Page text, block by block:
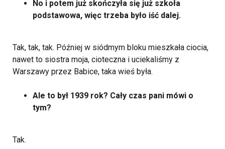
No i potem już skończyła się już szkoła
podstawowa, więc trzeba było iść dalej.
Tak, tak, tak. Później w siódmym bloku mieszkała ciocia,
nawet to siostra moja, cioteczna i uciekaliśmy z
Warszawy przez Babice, taka wieś była.
Ale to był 1939 rok? Cały czas pani mówi o
tym?
Tak.